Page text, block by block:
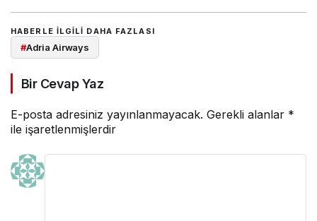
HABERLE ILGILI DAHA FAZLASI
#Adria Airways
Bir Cevap Yaz
E-posta adresiniz yayınlanmayacak. Gerekli alanlar *
ile işaretlenmişlerdir